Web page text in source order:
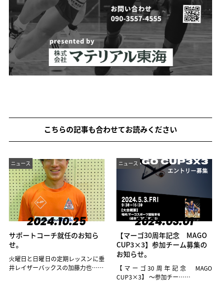
こちらの記事も合わせてお読みください
ニュース
2024.10.25
サポートコーチ就任のお知ら
せ。
火曜日と日曜日の定期レッスンに垂
井レイザーバックスの加藤力也……
ニュース
2024.03.01
【マーゴ30周年記念 MAGO
CUP3×3】参加チーム募集の
お知らせ。
【マーゴ30周年記念 MAGO
CUP3×3】 〜参加チー……